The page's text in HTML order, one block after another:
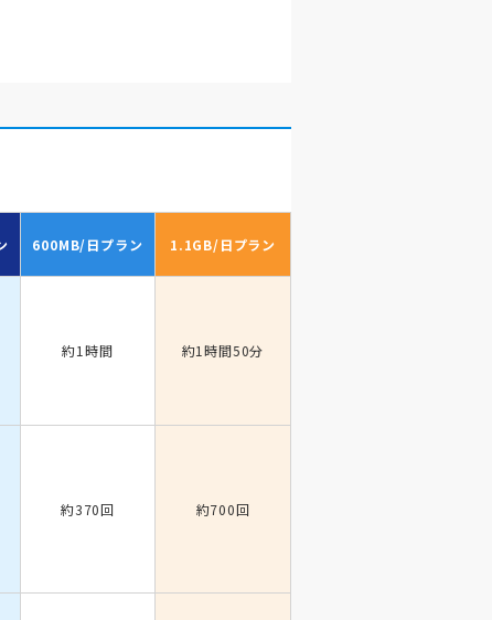
600MB/日プラン 1.1GB/日プラン
約1時間 約1時間50分
約370回 約700回